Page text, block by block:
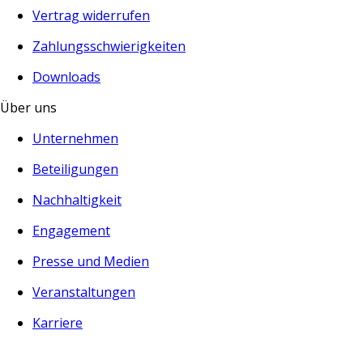
Vertrag widerrufen
Zahlungsschwierigkeiten
Downloads
Über uns
Unternehmen
Beteiligungen
Nachhaltigkeit
Engagement
Presse und Medien
Veranstaltungen
Karriere